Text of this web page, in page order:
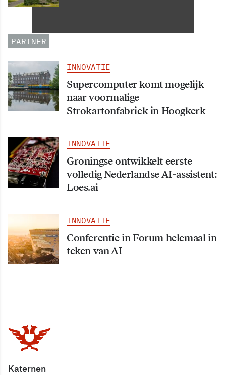
PARTNER
INNOVATIE
Supercomputer komt mogelijk
naar voormalige
Strokartonfabriek in Hoogkerk
INNOVATIE
Groningse ontwikkelt eerste
volledig Nederlandse AI-assistent:
Loes.ai
INNOVATIE
Conferentie in Forum helemaal in
teken van AI
Katernen